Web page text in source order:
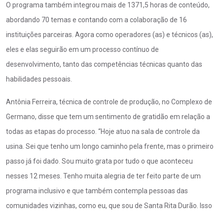
O programa também integrou mais de 1371,5 horas de conteúdo,
abordando 70 temas e contando com a colaboração de 16
instituições parceiras. Agora como operadores (as) e técnicos (as),
eles e elas seguirão em um processo contínuo de
desenvolvimento, tanto das competências técnicas quanto das
habilidades pessoais.
Antônia Ferreira, técnica de controle de produção, no Complexo de
Germano, disse que tem um sentimento de gratidão em relação a
todas as etapas do processo. “Hoje atuo na sala de controle da
usina. Sei que tenho um longo caminho pela frente, mas o primeiro
passo já foi dado. Sou muito grata por tudo o que aconteceu
nesses 12 meses. Tenho muita alegria de ter feito parte de um
programa inclusivo e que também contempla pessoas das
comunidades vizinhas, como eu, que sou de Santa Rita Durão. Isso